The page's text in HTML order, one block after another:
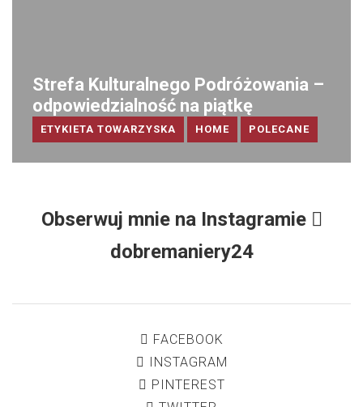
Strefa Kulturalnego Podróżowania –
odpowiedzialność na piątkę
ETYKIETA TOWARZYSKA HOME POLECANE
Obserwuj mnie na Instagramie
dobremaniery24
FACEBOOK
INSTAGRAM
PINTEREST